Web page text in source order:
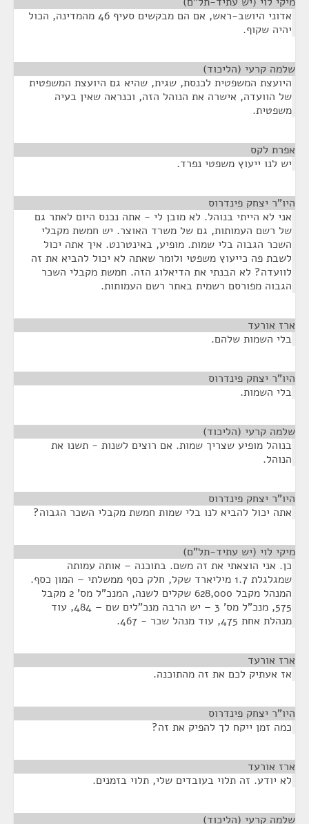
אדוני היושב-ראש, אם הם מבקשים סעיף 46 מהמדינה, הכול
יהיה שקוף.
שלמה קרעי (הליכוד)
היועצת המשפטית לכנסת, שגית, שהיא גם היועצת המשפטית
של הוועדה, אישרה את הנוהל הזה, וכנראה שאין בעיה
משפטית.
אפרת לקס
יש לנו ייעוץ משפטי נפרד.
היו"ר יצחק פינדרוס
אני לא הייתי בנוהל. לא מובן לי - אתה נכנס היום לאתר גם
של רשם העמותות, גם של משרד האוצר. יש חמשת מקבלי
השכר הגבוה בלי שמות. מופיע, באינטרנט. איך אתה יכול
לשבת פה כייעוץ משפטי ולומר שאתה לא יכול להביא את זה
לוועדה? לא הבנתי את הדיאלוג הזה. חמשת מקבלי השכר
הגבוה מפורסם רשמית באתר רשם העמותות.
ארז אורעד
בלי השמות שלהם.
היו"ר יצחק פינדרוס
בלי השמות.
שלמה קרעי (הליכוד)
בנוהל מופיע שצריך שמות. אם רוצים לשנות - תשנו את
הנוהל.
היו"ר יצחק פינדרוס
אתה יכול להביא לנו בלי שמות חמשת מקבלי השכר הגבוה?
מיקי לוי (יש עתיד-תל"ם)
כן. אני הוצאתי את זה משם. בתוכנה – אותה עמותה
שמגלגלת 1.7 מיליארד שקל, חלק כסף ממשלתי – המון כסף.
המנהל מקבל 628,000 שקלים לשנה, המנכ"ל מס' 2 מקבל
575, מנכ"ל מס' 3 – יש הרבה מנכ"לים שם – 484, עוד
מנהלת אחת 475, עוד מנהל שכר - 467.
ארז אורעד
אז אעתיק לכם את זה מהתוכנה.
היו"ר יצחק פינדרוס
כמה זמן ייקח לך להפיק את זה?
ארז אורעד
לא יודע. זה תלוי בעובדים שלי, תלוי בזמנים.
שלמה קרעי (הליכוד)